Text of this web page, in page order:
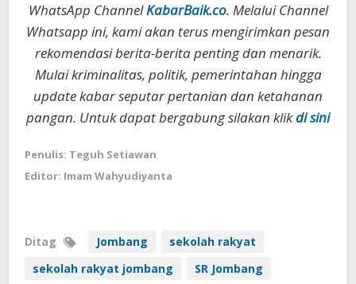
WhatsApp ChannelKabarBaik.co. Melalui Channel
Whatsapp ini, kami akan terus mengirimkan pesan
rekomendasi berita-berita penting dan menarik.
Mulai kriminalitas, politik, pemerintahan hingga
update kabar seputar pertanian dan ketahanan
pangan. Untuk dapat bergabung silakan klikdi sini
Penulis: Teguh Setiawan
Editor: Imam Wahyudiyanta
Ditag Jombang
sekolah rakyat
sekolah rakyat jombang
SR Jombang